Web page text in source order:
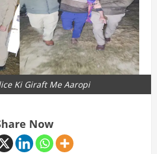
Ki Giraft Me Aaropi
Now